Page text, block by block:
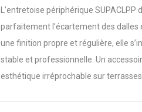
L’entretoise périphérique
parfaitement l’écartement des dalles
une finition propre et régulière, elle
stable et professionnelle. Un
esthétique irréprochable sur terrasses